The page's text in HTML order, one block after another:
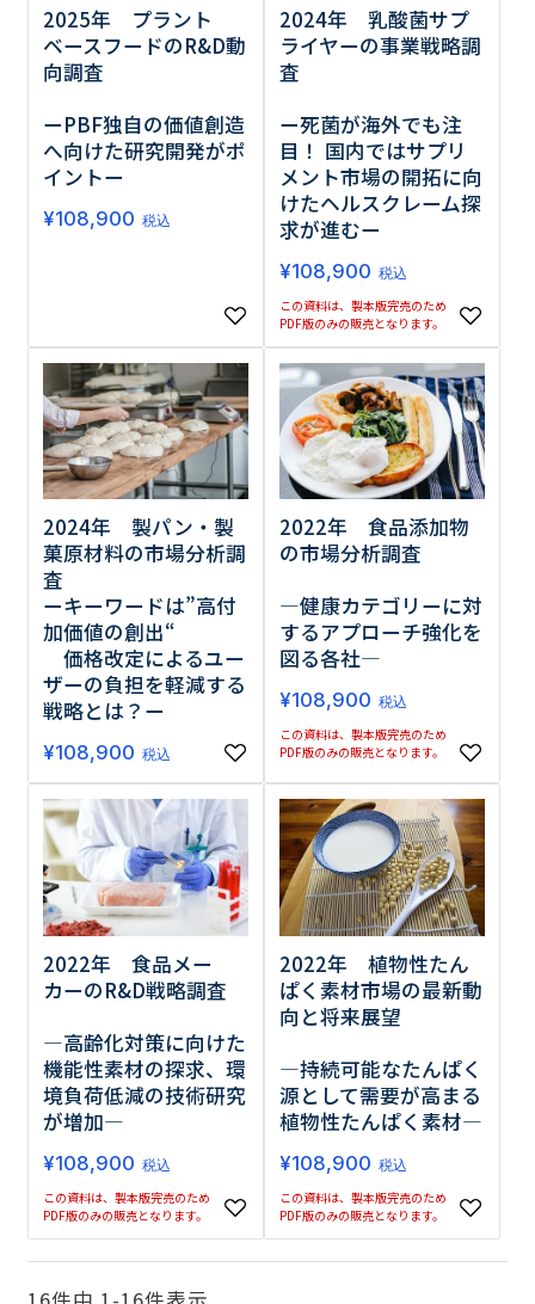
2025年 プラント
ベースフードのR&D動
向調査
ーPBF独自の価値創造
へ向けた研究開発がポ
イントー
¥108,900 税込
2024年 乳酸菌サプ
ライヤーの事業戦略調
査
ー死菌が海外でも注
目！ 国内ではサプリ
メント市場の開拓に向
けたヘルスクレーム探
求が進むー
¥108,900 税込
この資料は、製本版完売のため
PDF版のみの販売となります。
2024年 製パン・製
菓原材料の市場分析調
査
ーキーワードは”高付
加価値の創出“
価格改定によるユー
ザーの負担を軽減する
戦略とは？ー
¥108,900 税込
2022年 食品添加物
の市場分析調査
―健康カテゴリーに対
するアプローチ強化を
図る各社―
¥108,900 税込
この資料は、製本版完売のため
PDF版のみの販売となります。
2022年 食品メー
カーのR&D戦略調査
―高齢化対策に向けた
機能性素材の探求、環
境負荷低減の技術研究
が増加―
¥108,900 税込
この資料は、製本版完売のため
PDF版のみの販売となります。
2022年 植物性たん
ぱく素材市場の最新動
向と将来展望
―持続可能なたんぱく
源として需要が高まる
植物性たんぱく素材―
¥108,900 税込
この資料は、製本版完売のため
PDF版のみの販売となります。